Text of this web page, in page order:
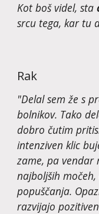
Kot boš videl, sta
srcu tega, kar tu
Rak
"Delal sem že s
bolnikov. Tako
dobro čutim
intenziven klic
zame, pa vendar
najboljših
popuščanja.
razvijajo